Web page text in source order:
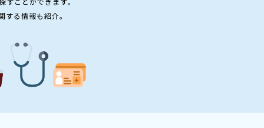
る情報も紹介。